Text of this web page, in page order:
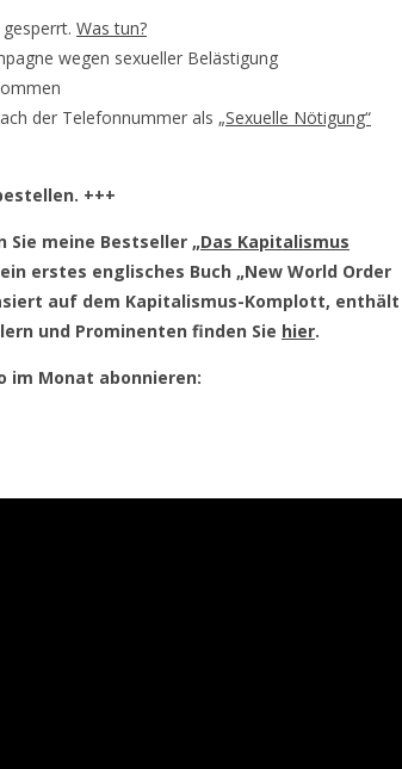
Was tun?
wegen sexueller Belästigung
der Telefonnummer als „Sexuelle Nötigung“
+++
Sie meine Bestseller „Das Kapitalismus
erstes englisches Buch „New World Order
auf dem Kapitalismus-Komplott, enthält
und Prominenten finden Sie hier.
im Monat abonnieren: